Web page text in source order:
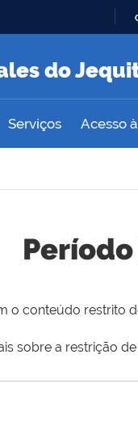
do
Serviços Acesso
o conteúdo restrito
sobre a restrição